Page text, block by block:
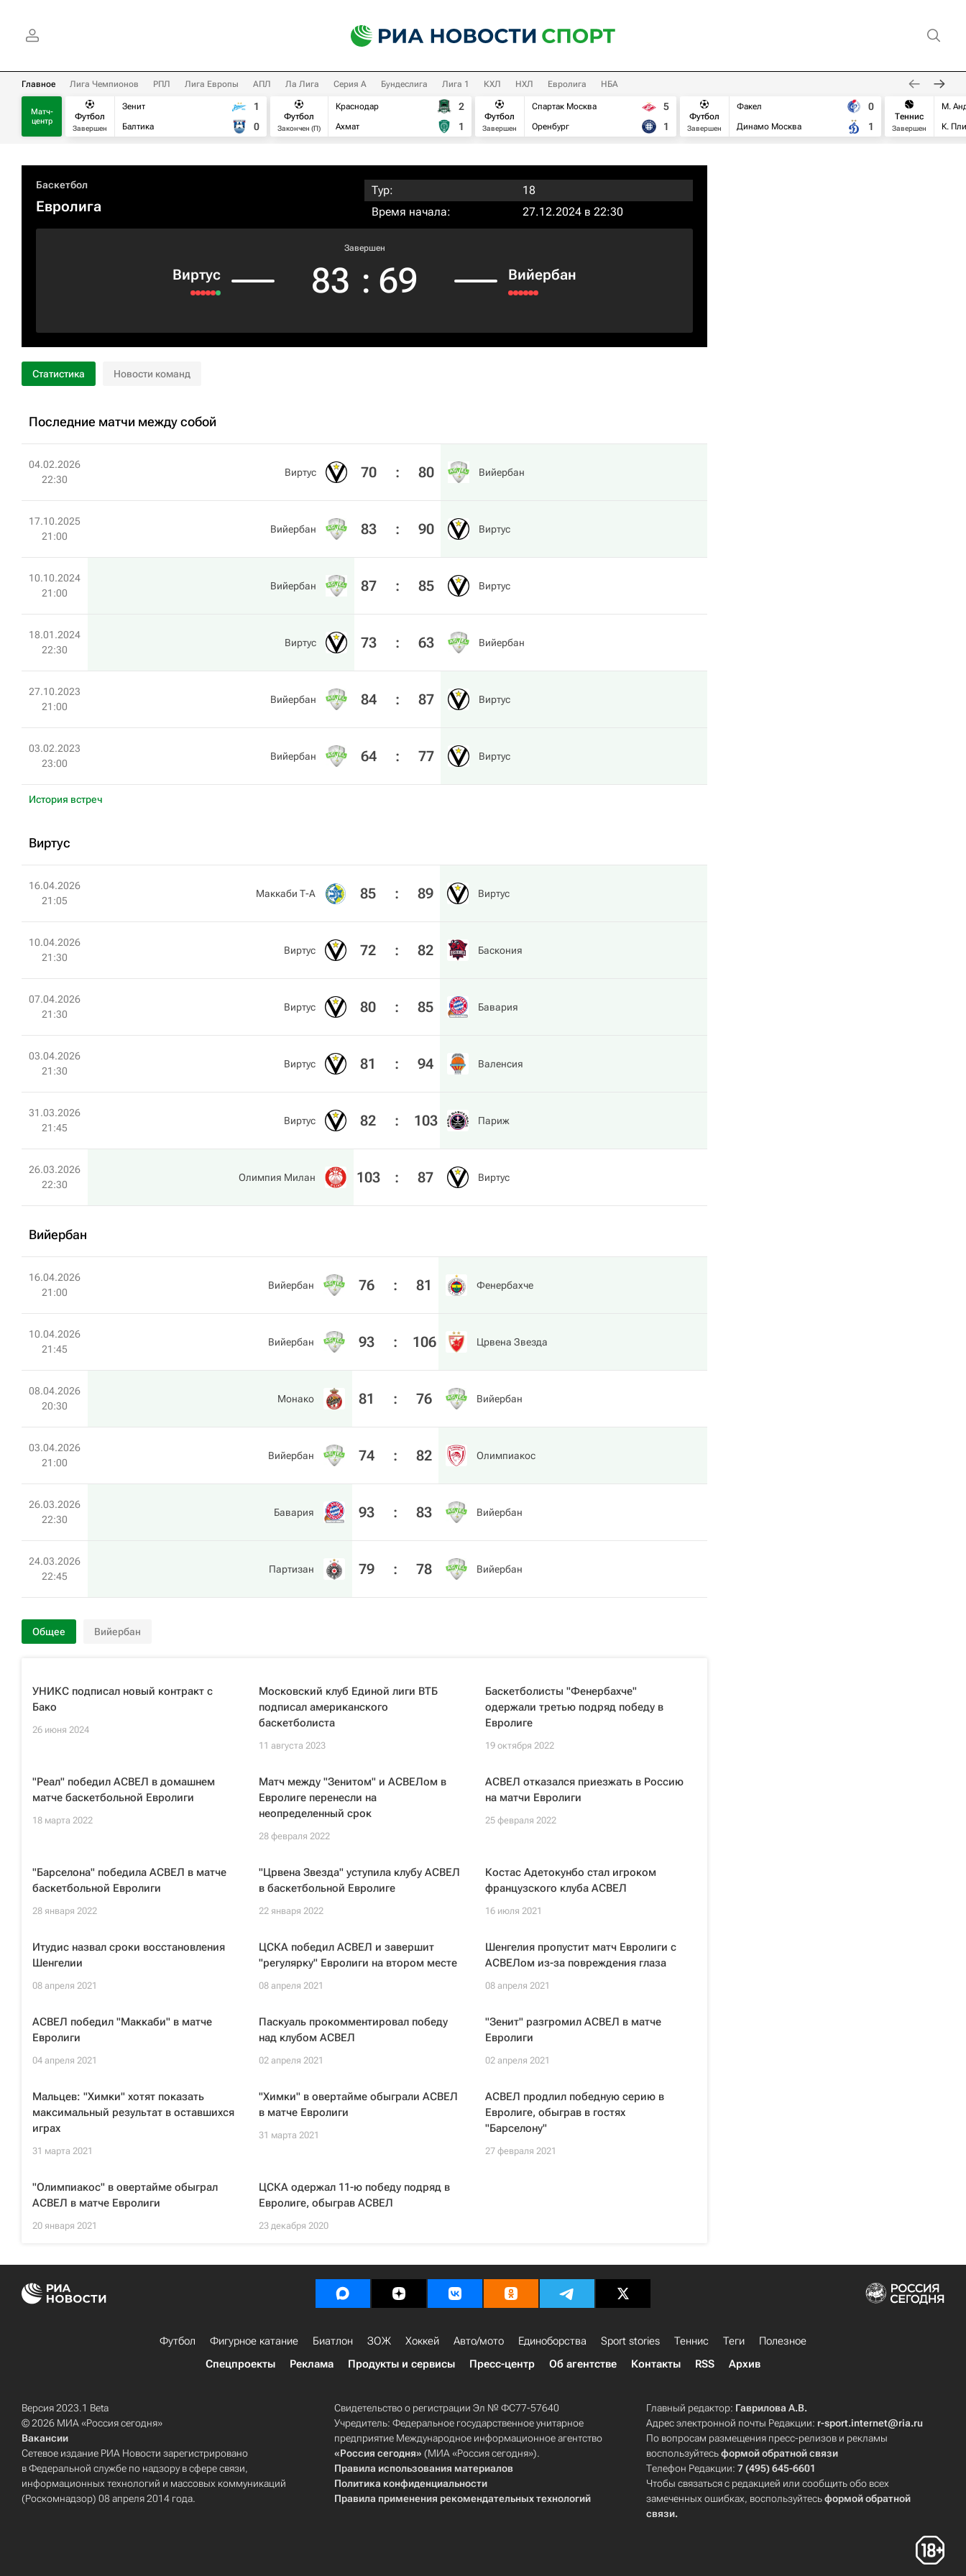
Главное Лига Чемпионов РПЛ Лига Европы АПЛ Ла Лига Серия А Бундеслига Лига 1 КХЛ НХЛ Евролига НБА
Матч-
центр
Футбол
Завершен
Зенит
Балтика
1
0
Футбол
Закончен (П)
Краснодар
Ахмат
2
1
Футбол
Завершен
Спартак Москва
Оренбург
5
1
Футбол
Завершен
Факел
Динамо Москва
0
1
Теннис
Завершен
М.
К.
Баскетбол
Евролига
Тур:
18
Время начала:
27.12.2024 в 22:30
Виртус
Завершен
83 : 69 Вийербан
Статистика Новости команд
Последние матчи между собой
04.02.2026
22:30
Виртус 70 : 80 Вийербан
17.10.2025
21:00
Вийербан 83 : 90 Виртус
10.10.2024
21:00
Вийербан 87 : 85 Виртус
18.01.2024
22:30
Виртус 73 : 63 Вийербан
27.10.2023
21:00
Вийербан 84 : 87 Виртус
03.02.2023
23:00
Вийербан 64 : 77 Виртус
История встреч
Виртус
16.04.2026
21:05
Маккаби Т-А 85 : 89 Виртус
10.04.2026
21:30
Виртус 72 : 82 Баскония
07.04.2026
21:30
Виртус 80 : 85 Бавария
03.04.2026
21:30
Виртус 81 : 94 Валенсия
31.03.2026
21:45
Виртус 82 : 103 Париж
26.03.2026
22:30
Олимпия Милан 103 : 87 Виртус
Вийербан
16.04.2026
21:00
Вийербан 76 : 81 Фенербахче
10.04.2026
21:45
Вийербан 93 : 106 Црвена Звезда
08.04.2026
20:30
Монако 81 : 76 Вийербан
03.04.2026
21:00
Вийербан 74 : 82 Олимпиакос
26.03.2026
22:30
Бавария 93 : 83 Вийербан
24.03.2026
22:45
Партизан 79 : 78 Вийербан
Общее Вийербан
УНИКС подписал новый контракт с
Бако
26 июня 2024
Московский клуб Единой лиги ВТБ
подписал американского
баскетболиста
11 августа 2023
Баскетболисты "Фенербахче"
одержали третью подряд победу в
Евролиге
19 октября 2022
"Реал" победил АСВЕЛ в домашнем
матче баскетбольной Евролиги
18 марта 2022
Матч между "Зенитом" и АСВЕЛом в
Евролиге перенесли на
неопределенный срок
28 февраля 2022
АСВЕЛ отказался приезжать в Россию
на матчи Евролиги
25 февраля 2022
"Барселона" победила АСВЕЛ в матче
баскетбольной Евролиги
28 января 2022
"Црвена Звезда" уступила клубу АСВЕЛ
в баскетбольной Евролиге
22 января 2022
Костас Адетокунбо стал игроком
французского клуба АСВЕЛ
16 июля 2021
Итудис назвал сроки восстановления
Шенгелии
08 апреля 2021
ЦСКА победил АСВЕЛ и завершит
"регулярку" Евролиги на втором месте
08 апреля 2021
Шенгелия пропустит матч Евролиги с
АСВЕЛом из-за повреждения глаза
08 апреля 2021
АСВЕЛ победил "Маккаби" в матче
Евролиги
04 апреля 2021
Паскуаль прокомментировал победу
над клубом АСВЕЛ
02 апреля 2021
"Зенит" разгромил АСВЕЛ в матче
Евролиги
02 апреля 2021
Мальцев: "Химки" хотят показать
максимальный результат в оставшихся
играх
31 марта 2021
"Химки" в овертайме обыграли АСВЕЛ
в матче Евролиги
31 марта 2021
АСВЕЛ продлил победную серию в
Евролиге, обыграв в гостях
"Барселону"
27 февраля 2021
"Олимпиакос" в овертайме обыграл
АСВЕЛ в матче Евролиги
20 января 2021
ЦСКА одержал 11-ю победу подряд в
Евролиге, обыграв АСВЕЛ
23 декабря 2020
Футбол Фигурное катание Биатлон ЗОЖ Хоккей Авто/мото Единоборства Sport stories Теннис Теги
Полезное
Спецпроекты
Реклама Продукты и сервисы Пресс-центр Об агентстве Контакты RSS Архив
Версия 2023.1 Beta
© 2026 МИА «Россия сегодня»
Вакансии
Сетевое издание РИА Новости зарегистрировано
в Федеральной службе по надзору в сфере связи,
информационных технологий и массовых коммуникаций
(Роскомнадзор) 08 апреля 2014 года.
Свидетельство о регистрации Эл № ФС77-57640
Учредитель: Федеральное государственное унитарное
предприятие Международное информационное агентство
«Россия сегодня» (МИА «Россия сегодня»).
Правила использования материалов
Политика конфиденциальности
Правила применения рекомендательных технологий
Главный редактор: Гаврилова А.В.
Адрес электронной почты Редакции: r-sport.internet@ria.ru
По вопросам размещения пресс-релизов и рекламы
воспользуйтесьформой обратной связи
Телефон Редакции:7 (495) 645-6601
Чтобы связаться с редакцией или сообщить обо всех
замеченных ошибках, воспользуйтесьформой обратной
связи.